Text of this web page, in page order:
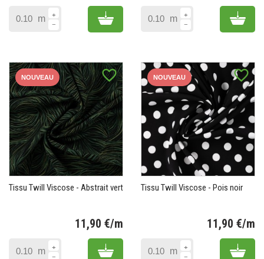
m Add to cart m Add
favorite_border
NOUVEAU
Tissu Twill Viscose - Abstrait vert
11,90 €/m
m Add to cart
favorite_border
NOUVEAU
Tissu Twill Viscose - Pois noir
11,90 €/m
m Add